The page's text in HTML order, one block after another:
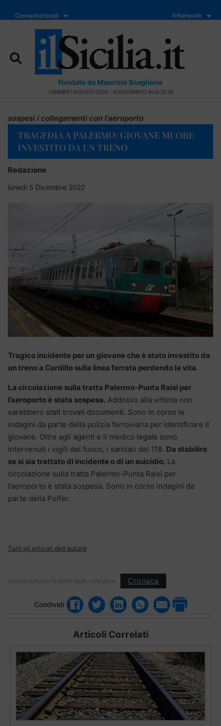
Cronache locali Il Network
Fondato da Maurizio Scaglione
VENERDÌ 7 AGOSTO 2026 - AGGIORNATO ALLE 10:38
sospesi i collegamenti con l'aeroporto
TRAGEDIA A PALERMO: GIOVANE MUORE
INVESTITO DA UN TRENO
Redazione
lunedì 5 Dicembre 2022
Tragico incidente per un giovane che è stato investito da
un treno a Cardillo sulla linea ferrata perdendo la vita.
La circolazione sulla tratta Palermo-Punta Raisi per
l’aeroporto è stata sospesa. Addosso alla vittima non
sarebbero stati trovati documenti. Sono in corso le
indagini da parte della polizia ferroviaria per identificare il
giovane. Oltre agli agenti e il medico legale sono
intervenuti i vigili del fuoco, i sanitari del 118. Da stabilire
se si sia trattato di incidente o di un suicidio. La
circolazione sulla tratta Palermo-Punta Raisi per
l’aeroporto è stata sospesa. Sono in corso indagini da
parte della Polfer.
Tutti gli articoli dell'autore
Questo articolo fa parte delle categorie: Cronaca
Condividi
Articoli Correlati